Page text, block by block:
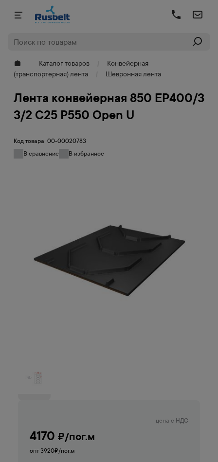
Каталог товаров
Конвейерная
(транспортерная) лента
Шевронная лента
Лента конвейерная 850 EP400/3
3/2 C25 P550 Open U
Код товара 00-00020783
В сравнение
В избранное
цена с НДС
4170 ₽/пог.м
опт 3920₽/пог.м